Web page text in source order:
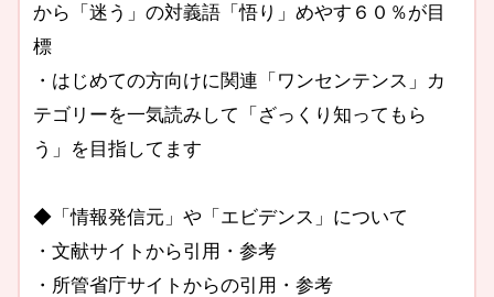
から「迷う」の対義語「悟り」めやす６０％が目
標
・はじめての方向けに関連「ワンセンテンス」カ
テゴリーを一気読みして「ざっくり知ってもら
う」を目指してます
◆「情報発信元」や「エビデンス」について
・文献サイトから引用・参考
・所管省庁サイトからの引用・参考